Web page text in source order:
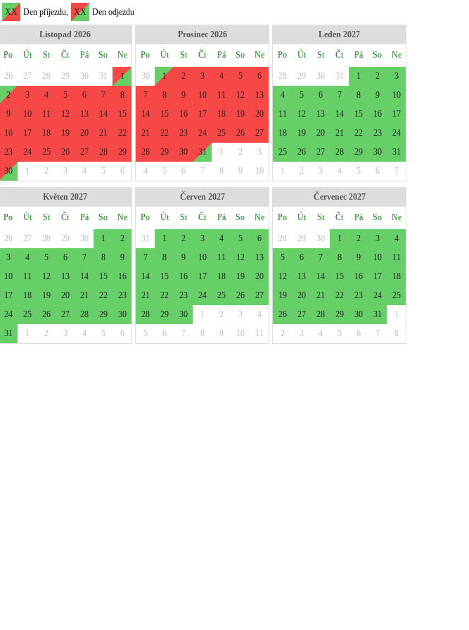
XX Den příjezdu, XX Den odjezdu
Listopad 2026
Po Út St Čt Pá So Ne
26 27 28 29 30 31
1
2
3 4 5 6 7
8
9
10 11 12 13 14
15
16
17 18 19 20 21
22
23
24 25 26 27 28
29
30
1 2 3 4 5 6
Prosinec 2026
Po Út St Čt Pá So Ne
30 1 2 3 4 5
6
7
8 9 10 11 12
13
14
15 16 17 18 19
20
21
22 23 24 25 26
27
28
29 30 31 1 2
3
4
5 6 7 8 9 10
Leden 2027
Po Út St Čt Pá So Ne
28 29 30 31 1 2
3
4
5 6 7 8 9
10
11
12 13 14 15 16
17
18
19 20 21 22 23
24
25
26 27 28 29 30
31
1
2 3 4 5 6 7
Květen 2027
Po Út St Čt Pá So Ne
26 27 28 29 30 1
2
3
4 5 6 7 8
9
10
11 12 13 14 15
16
17
18 19 20 21 22
23
24
25 26 27 28 29
30
31
1 2 3 4 5 6
Červen 2027
Po Út St Čt Pá So Ne
31 1 2 3 4 5
6
7
8 9 10 11 12
13
14
15 16 17 18 19
20
21
22 23 24 25 26
27
28
29 30 1 2 3
4
5
6 7 8 9 10 11
Červenec 2027
Po Út St Čt Pá So Ne
28 29 30 1 2 3
4
5
6 7 8 9 10
11
12
13 14 15 16 17
18
19
20 21 22 23 24
25
26
27 28 29 30 31
1
2
3 4 5 6 7 8